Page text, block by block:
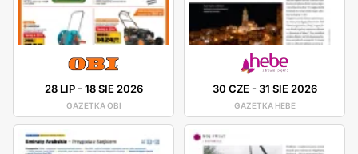
28 LIP-18 SIE 2026
GAZETKA OBI
30 CZE - 31 SIE 2026
GAZETKA HEBE